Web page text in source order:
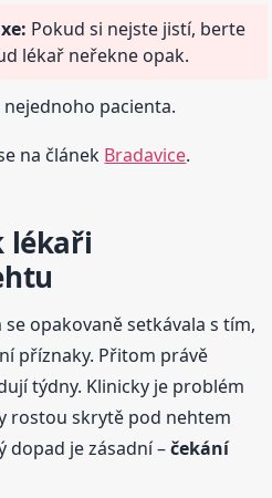
Pokud si nejste jistí, berte
lékař neřekne opak.
pacienta.
na článek Bradavice.
lékaři
opakovaně setkávala s tím,
příznaky. Přitom právě
týdny. Klinicky je problém
rostou skrytě pod nehtem
dopad je zásadní –čekání